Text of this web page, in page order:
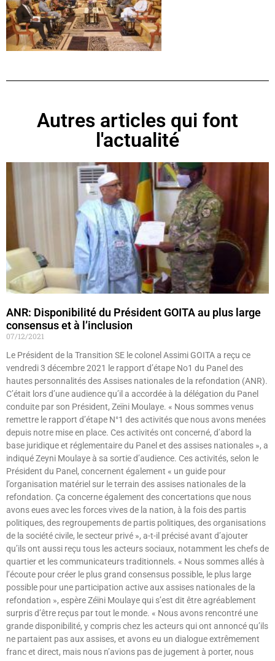
Autres articles qui font
l'actualité
ANR: Disponibilité du Président GOITA au plus large
consensus et à l’inclusion
07/12/2021
Le Président de la Transition SE le colonel Assimi GOITA a reçu ce
vendredi 3 décembre 2021 le rapport d’étape No1 du Panel des
hautes personnalités des Assises nationales de la refondation (ANR).
C’était lors d’une audience qu’il a accordée à la délégation du Panel
conduite par son Président, Zeïni Moulaye. « Nous sommes venus
remettre le rapport d’étape N°1 des activités que nous avons menées
depuis notre mise en place. Ces activités ont concerné, d’abord la
base juridique et réglementaire du Panel et des assises nationales », a
indiqué Zeyni Moulaye à sa sortie d’audience. Ces activités, selon le
Président du Panel, concernent également « un guide pour
l’organisation matériel sur le terrain des assises nationales de la
refondation. Ça concerne également des concertations que nous
avons eues avec les forces vives de la nation, à la fois des partis
politiques, des regroupements de partis politiques, des organisations
de la société civile, le secteur privé », a-t-il précisé avant d’ajouter
qu’ils ont aussi reçu tous les acteurs sociaux, notamment les chefs de
quartier et les communicateurs traditionnels. « Nous sommes allés à
l’écoute pour créer le plus grand consensus possible, le plus large
possible pour une participation active aux assises nationales de la
refondation », espère Zéïni Moulaye qui s’est dit être agréablement
surpris d’être reçus par tout le monde. « Nous avons rencontré une
grande disponibilité, y compris chez les acteurs qui ont annoncé qu’ils
ne partaient pas aux assises, et avons eu un dialogue extrêmement
franc et direct, mais nous n’avions pas de jugement à porter, nous